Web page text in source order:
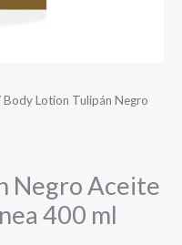
Body Lotion Tulipán Negro
Negro Aceite
400 ml